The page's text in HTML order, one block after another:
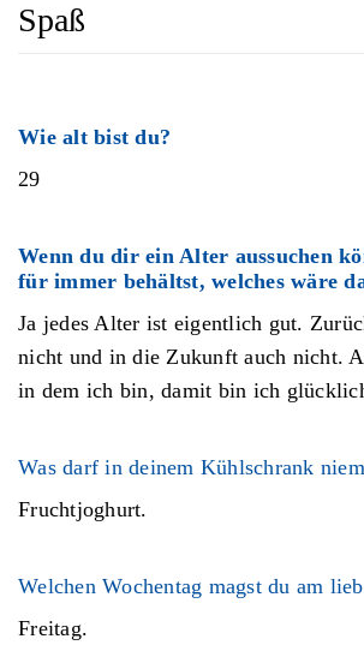
Spaß
Wie alt bist du?
29
Wenn du dir ein Alter aussuchen
für immer behältst, welches wäre
Ja jedes Alter ist eigentlich gut.
nicht und in die Zukunft auch nicht.
in dem ich bin, damit bin ich
Was darf in deinem Kühlschrank
Fruchtjoghurt.
Welchen Wochentag magst du am
Freitag.